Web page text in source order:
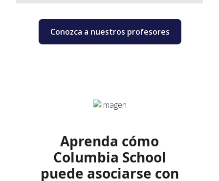
Conozca a nuestros profesores
Aprenda cómo
Columbia School
puede asociarse con